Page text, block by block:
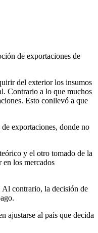
de exportaciones de
del exterior los insumos
Contrario a lo que muchos
Esto conllevó a que
exportaciones, donde no
y el otro tomado de la
los mercados
Al contrario, la decisión de
ajustarse al país que decida